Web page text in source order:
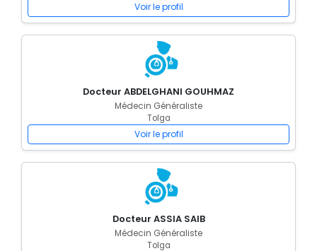
Voir le profil
Docteur ABDELGHANI GOUHMAZ
Médecin Généraliste
Tolga
Voir le profil
Docteur ASSIA SAIB
Médecin Généraliste
Tolga